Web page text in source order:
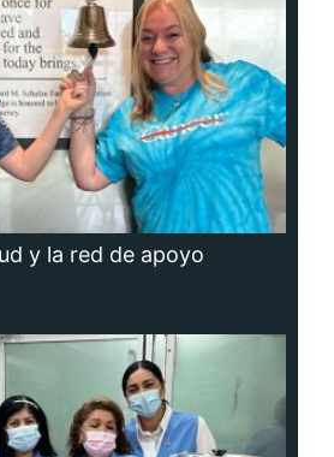
y la red de apoyo